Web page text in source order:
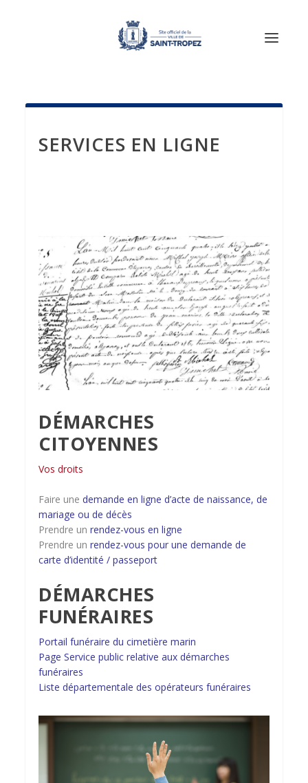
SERVICES EN LIGNE
DÉMARCHES
CITOYENNES
Vos droits
Faire unedemande en ligne d’acte de naissance, de
mariage ou de décès
Prendre unrendez-vous en ligne
Prendre unrendez-vous pour une demande de
carte d’identité / passeport
DÉMARCHES
FUNÉRAIRES
Portail funéraire du cimetière marin
Page Service public relative aux démarches
funéraires
Liste départementale des opérateurs funéraires